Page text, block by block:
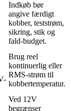
Indkøb bør
angive færdigt
kobber, teststrøm,
sikring, stik og
fald-budget.
Brug reel
kontinuerlig eller
RMS-strøm til
kobbertemperatur.
Ved 12V
begrænser